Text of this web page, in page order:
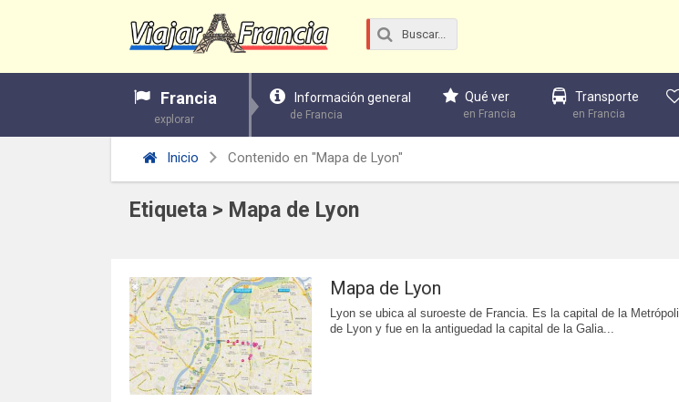
Francia
explorar
Información general
de Francia
Qué ver
en Francia
Transporte
en Francia
Inicio Contenido en "Mapa de Lyon"
Etiqueta > Mapa de Lyon
Mapa de Lyon
Lyon se ubica al suroeste de Francia. Es la capital de la Metrópoli
de Lyon y fue en la antiguedad la capital de la Galia...